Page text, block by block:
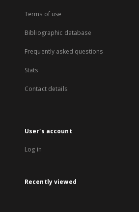
Terms of use
Bibliographic database
Frequently asked questions
Stats
Contact details
User's account
Log in
Recently viewed